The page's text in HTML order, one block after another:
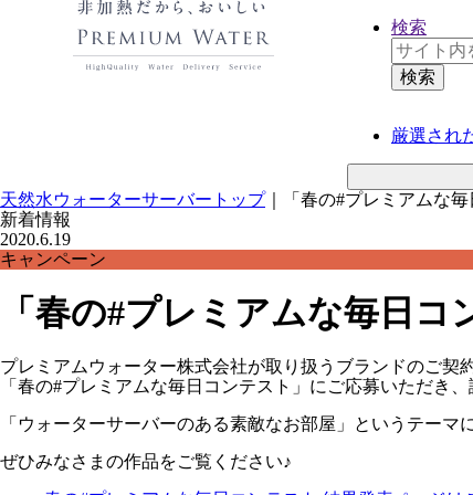
厳選され
検索
天然水ウォーターサーバートップ｜
「春の#プレミアムな
新着情報
2020.6.19
キャンペーン
「春の#プレミアムな毎日コ
プレミアムウォーター株式会社が取り扱うブランドのご契
「春の#プレミアムな毎日コンテスト」にご応募いただき
「ウォーターサーバーのある素敵なお部屋」
というテーマ
ぜひみなさまの作品をご覧ください♪